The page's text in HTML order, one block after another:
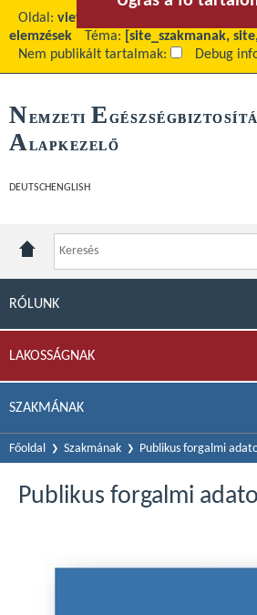
Oldal: view
Publikus
elemzések
Téma:
[site_szakmanak,
Nem publikált tartalmak:
Debug
NEMZETI E
ALAPKEZELŐ
DEUTSCH ENGLISH
RÓLUNK
LAKOSSÁGNAK
SZAKMÁNAK
Főoldal Szakmának Publikus forgalmi
Publikus forgalmi